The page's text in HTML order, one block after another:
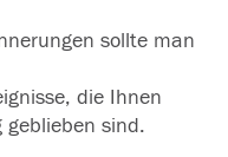
sollte man
die Ihnen
geblieben sind.